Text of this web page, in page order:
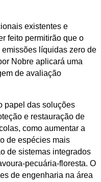
existentes e
feito permitirão que o
líquidas zero de
Nobre aplicará uma
de avaliação
papel das soluções
e restauração de
como aumentar a
de espécies mais
de sistemas integrados
pecuária-floresta. O
de engenharia na área